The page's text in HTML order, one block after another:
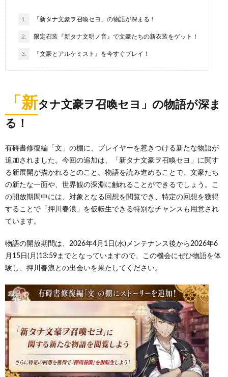
1. 「新タナ文豪ヲ召喚セヨ」の物語が深まる！
2. 限定召装『新タナ文明ノ音』で文豪たちの新衣装をゲット！
3. 『文豪とアルケミスト』を今すぐプレイ！
「新タナ文豪ヲ召喚セヨ」の物語が深ま
る！
有碍書修復編「文」の棚に、プレイヤーを惹きつける新たな物語が
追加されました。今回の追加は、「新タナ文豪ヲ召喚セヨ」に関す
る新展開が描かれるとのこと。物語を読み進めることで、文豪たち
の新たな一面や、世界観の深淵に触れることができるでしょう。こ
の開放期間中には、対象となる回想を閲覧でき、特定の回想を獲得
することで「押川春浪」を仮転生できる特別なチャンスも用意され
ています。
物語の開放期間は、2026年4月1日(水)メンテナンス後から2026年6
月15日(月)13:59までとなっていますので、この機会にぜひ物語を体
験し、押川春浪との出会いを果たしてください。